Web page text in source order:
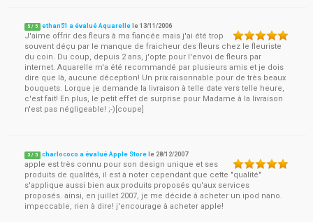
5 / 5 ethan51 a évalué Aquarelle le13/11/2006
J'aime offrir des fleurs à ma fiancée mais j'ai été trop
souvent déçu par le manque de fraicheur des fleurs chez le fleuriste
du coin. Du coup, depuis 2 ans, j'opte pour l'envoi de fleurs par
internet. Aquarelle m'a été recommandé par plusieurs amis et je dois
dire que là, aucune déception! Un prix raisonnable pour de très beaux
bouquets. Lorque je demande la livraison à telle date vers telle heure,
c'est fait! En plus, le petit effet de surprise pour Madame à la livraison
n'est pas négligeable! ;-)[coupe]
5 / 5 charlococo a évalué Apple Store le 28/12/2007
apple est très connu pour son design unique et ses
produits de qualités, il est à noter cependant que cette "qualité"
s'applique aussi bien aux produits proposés qu'aux services
proposés. ainsi, en juillet 2007, je me décide à acheter un ipod nano.
impeccable, rien à dire! j'encourage à acheter apple!